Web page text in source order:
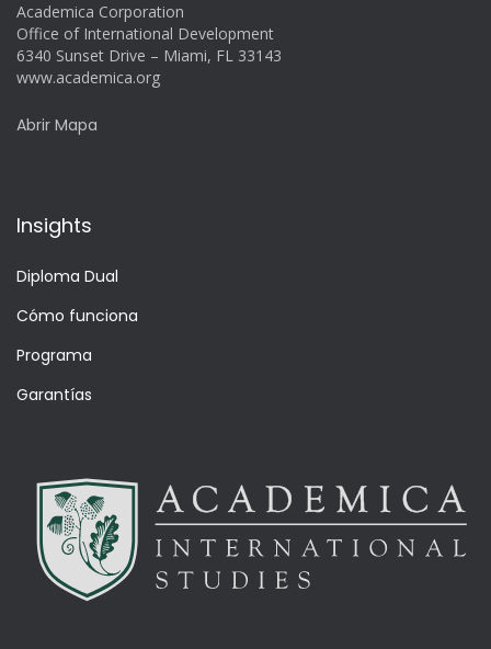
Academica Corporation
Office of International Development
6340 Sunset Drive – Miami, FL 33143
www.academica.org
Abrir Mapa
Insights
Diploma Dual
Cómo funciona
Programa
Garantías